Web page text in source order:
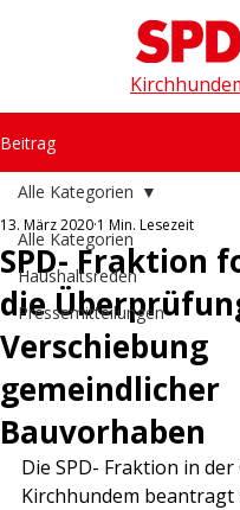
Beitrag
Alle Kategorien
Haushaltsreden
Pressemitteilungen
Alle Kategorien
SPD- Fraktion
die
Verschiebung
gemeindlicher
Bauvorhaben
13. März 2020 1 Min. Lesezeit
Die SPD- Fraktion in der
Kirchhundem